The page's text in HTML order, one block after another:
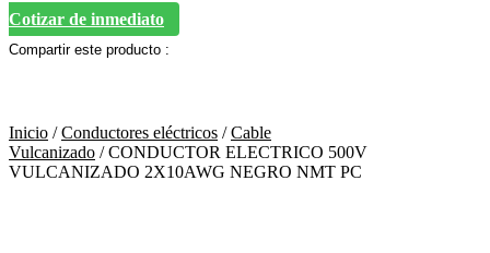
Cotizar de inmediato
Compartir este producto :
Inicio /Conductores eléctricos /Cable
Vulcanizado / CONDUCTOR ELECTRICO 500V
VULCANIZADO 2X10AWG NEGRO NMT PC